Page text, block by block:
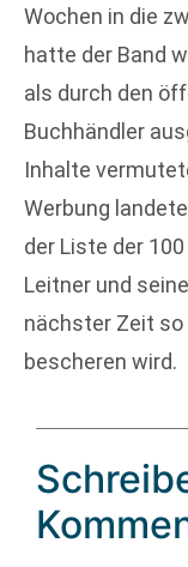
Wochen in die
hatte der Band
als durch den
Buchhändler
Inhalte
Werbung
der Liste der
Leitner und
nächster Zeit
bescheren wird.